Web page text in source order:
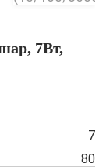
7Вт,
7
80